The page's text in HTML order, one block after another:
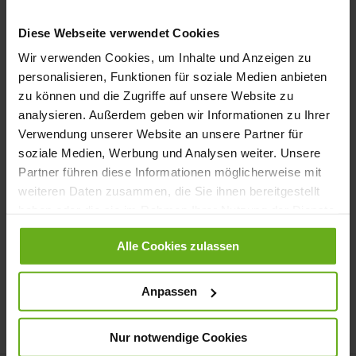
Diese Webseite verwendet Cookies
Wir verwenden Cookies, um Inhalte und Anzeigen zu
personalisieren, Funktionen für soziale Medien anbieten
zu können und die Zugriffe auf unsere Website zu
analysieren. Außerdem geben wir Informationen zu Ihrer
Verwendung unserer Website an unsere Partner für
soziale Medien, Werbung und Analysen weiter. Unsere
Partner führen diese Informationen möglicherweise mit
weiteren Daten zusammen, die Sie ihnen bereitgestellt
gesammelt haben.
Alle Cookies zulassen
Anpassen
Nur notwendige Cookies
Passwort vergessen?
Neue Kunden
Ein Konto zu erstellen hat viele Vorteile: schneller zur Kasse
gehen, mehr als eine Adresse speichern, Bestellungen verfolgen
und mehr.
Ein Konto erstellen